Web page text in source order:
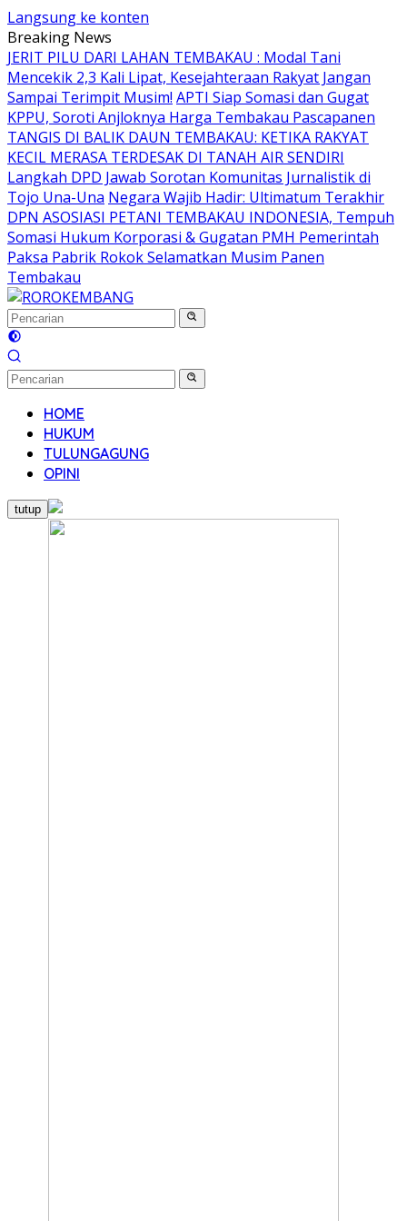
Langsung ke konten
Breaking News
JERIT PILU DARI LAHAN TEMBAKAU ​: Modal Tani
Mencekik 2,3 Kali Lipat, Kesejahteraan Rakyat Jangan
Sampai Terimpit Musim! APTI Siap Somasi dan Gugat
KPPU, Soroti Anjloknya Harga Tembakau Pascapanen
TANGIS DI BALIK DAUN TEMBAKAU: KETIKA RAKYAT
KECIL MERASA TERDESAK DI TANAH AIR SENDIRI
Langkah DPD Jawab Sorotan Komunitas Jurnalistik di
Tojo Una-Una Negara Wajib Hadir: Ultimatum Terakhir
DPN ASOSIASI PETANI TEMBAKAU INDONESIA, Tempuh
Somasi Hukum Korporasi & Gugatan PMH Pemerintah
Paksa Pabrik Rokok Selamatkan Musim Panen
Tembakau
HOME
HUKUM
TULUNGAGUNG
OPINI
tutup